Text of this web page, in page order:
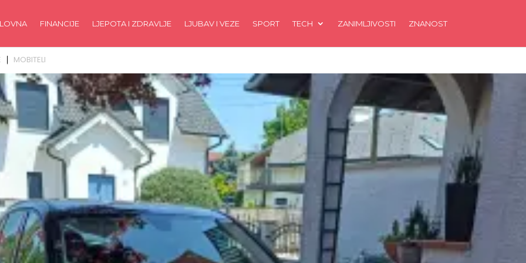
FINANCIJE LJEPOTA I ZDRAVLJE LJUBAV I VEZE SPORT TECH ZANIMLJIVOSTI ZNANOST